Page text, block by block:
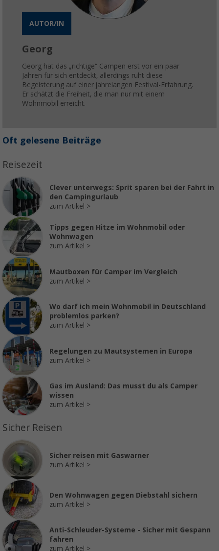
AUTOR/IN
Georg
Georg hat das „richtige“ Campen erst vor ein paar
Jahren für sich entdeckt, allerdings ruht diese
Begeisterung auf einer jahrelangen Festival-Erfahrung.
Er schätzt die Freiheit, die man nur mit einem
Wohnmobil erreicht.
Oft gelesene Beiträge
Reisezeit
Clever unterwegs: Sprit sparen bei der Fahrt in
den Campingurlaub
zum Artikel
Tipps gegen Hitze im Wohnmobil oder
Wohnwagen
zum Artikel
Mautboxen für Camper im Vergleich
zum Artikel
Wo darf ich mein Wohnmobil in Deutschland
problemlos parken?
zum Artikel
Regelungen zu Mautsystemen in Europa
zum Artikel
Gas im Ausland: Das musst du als Camper
wissen
zum Artikel
Sicher Reisen
Sicher reisen mit Gaswarner
zum Artikel
Den Wohnwagen gegen Diebstahl sichern
zum Artikel
Anti-Schleuder-Systeme - Sicher mit Gespann
fahren
zum Artikel